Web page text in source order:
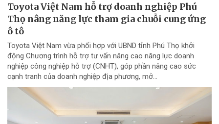
Toyota Việt Nam hỗ trợ doanh nghiệp Phú
Thọ nâng năng lực tham gia chuỗi cung ứng
ô tô
Toyota Việt Nam vừa phối hợp với UBND tỉnh Phú Thọ khởi
động Chương trình hỗ trợ tư vấn nâng cao năng lực doanh
nghiệp công nghiệp hỗ trợ (CNHT), góp phần nâng cao sức
cạnh tranh của doanh nghiệp địa phương, mở...